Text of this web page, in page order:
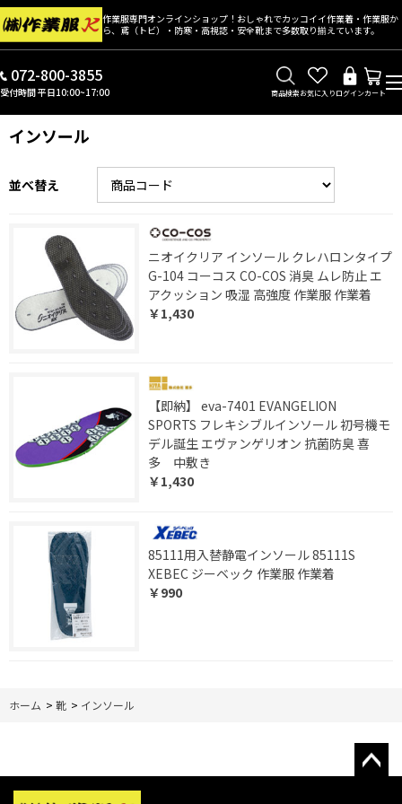
作業服専門オンラインショップ！おしゃれでカッコイイ作業着・作業服か
ら、鳶（トビ）・防寒・高視認・安全靴まで多数取り揃えています。
072-800-3855
受付時間 平日10:00~17:00 商品検索お気に入りログインカート
インソール
並べ替え
ニオイクリア インソール クレハロンタイプ
G-104 コーコス CO-COS 消臭 ムレ防止 エ
アクッション 吸湿 高強度 作業服 作業着
￥1,430
【即納】 eva-7401 EVANGELION
SPORTS フレキシブルインソール 初号機モ
デル誕生 エヴァンゲリオン 抗菌防臭 喜
多 中敷き
￥1,430
85111用入替静電インソール 85111S
XEBEC ジーベック 作業服 作業着
￥990
ホーム > 靴 > インソール